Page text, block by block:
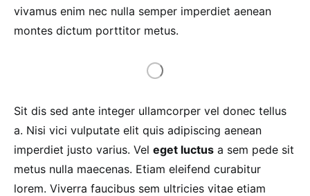
vivamus enim nec nulla semper imperdiet aenean
montes dictum porttitor metus.
Sit dis sed ante integer ullamcorper vel donec tellus
a. Nisi vici vulputate elit quis adipiscing aenean
imperdiet justo varius. Vel eget luctus a sem pede sit
metus nulla maecenas. Etiam eleifend curabitur
lorem. Viverra faucibus sem ultricies vitae etiam